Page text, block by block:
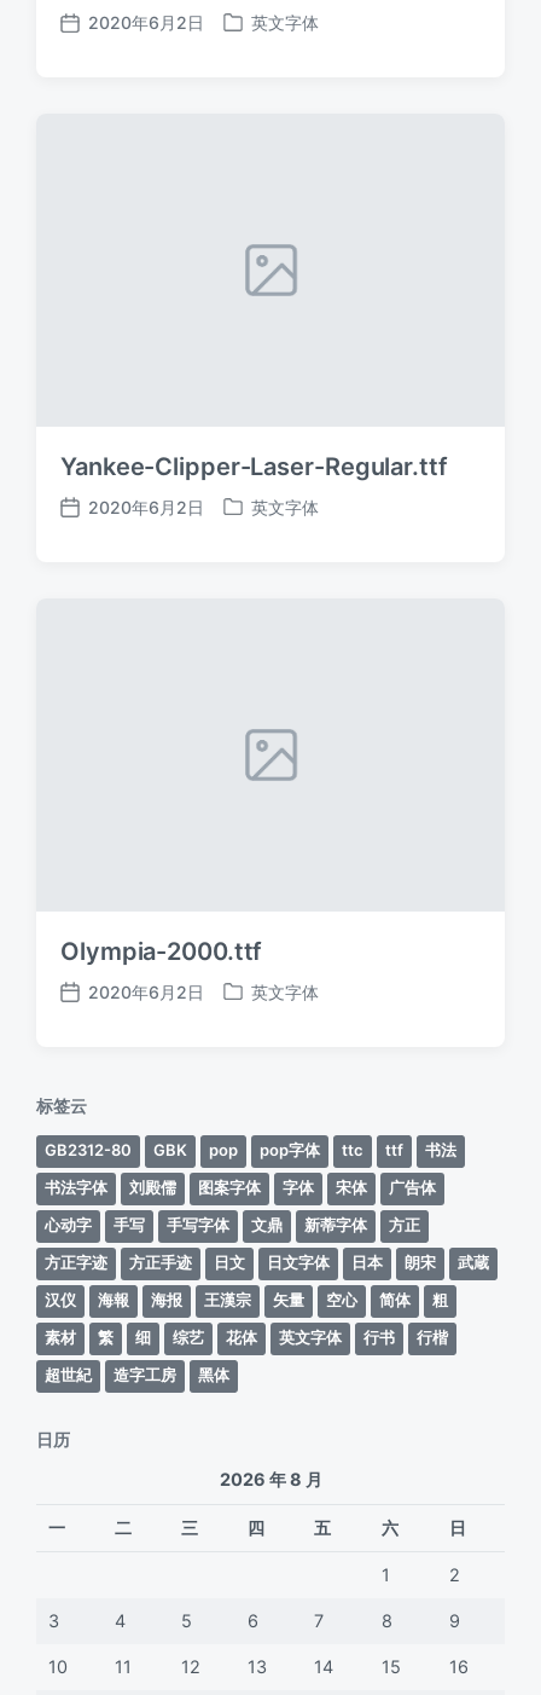
发
2020年6月2日
发
英文字体
Yankee-Clipper-Laser-Regular.ttf
发
2020年6月2日
发
英文字体
Olympia-2000.ttf
发
2020年6月2日
发
英文字体
标签云
GB2312-80 GBK pop pop字体 ttc ttf
书法
书法字体
刘殿儒 图案字体 字体 宋体
广告体
心动字
手写 手写字体 文鼎 新蒂字体
方正
方正字迹
方正手迹 日文 日文字体 日本 朗宋
武蔵
汉仪
海報 海报 王漢宗 矢量 空心 简体
粗
素材
繁 细 综艺 花体 英文字体 行书
行楷
超世紀
造字工房 黑体
日历
2026 年 8 月
一 二 三 四 五 六 日
1 2
3 4 5 6 7 8 9
10 11 12 13 14 15 16